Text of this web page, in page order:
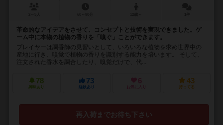
革命的なアイデアをさせて、コンセプトと技術を実現できました。ゲ
ーム中に本物の植物の香りを「嗅ぐ」ことができます。
プレイヤーは調香師の見習いとして、いろいろな植物を求め世界中の
産地に行き、嗅覚で植物の香りを識別する能力を培います。 そして、
注文された香水を調合したり、嗅覚だけで、代...
78
興味あり
73
経験あり
6
お気に入り
43
持ってる
再入荷までお待ち下さい